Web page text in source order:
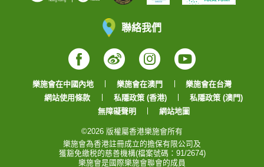
聯絡我們
Facebook
WeiboInstagram
YouTube
樂施會在中國內地 樂施會在澳門
樂施會在台灣
網站使用條款
私隱政策 (香港)
私隱政策 (澳門)
無障礙聲明
網站地圖
©2026 版權屬香港樂施會所有
樂施會為香港註冊成立的擔保有限公司及
獲豁免繳税的慈善機構(檔案號碼：91/2674)
樂施會是國際樂施會聯會的成員